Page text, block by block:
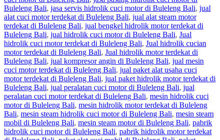
Buleleng Bali, jasa servis hidrolik cuci motor di Buleleng Bali, jual
alat cuci motor terdekat di Buleleng Bali, jual alat steam motor
terdekat di Buleleng Bali, jual bengkel hidrolik motor terdekat di
Buleleng Bali, jual hidrolik cuci motor di Buleleng Bali, Jual
hidrolik cuci motor terdekat di Buleleng Bali, Jual hidrolik cucian
motor terdekat di Buleleng Bali, Jual hidrolik motor terdekat di
Buleleng Bali, jual kompresor angin di Buleleng Bali, jual mesin
cuci motor terdekat di Buleleng Bali, jual paket alat usaha cuci
motor terdekat di Buleleng Bali, jual paket hidrolik motor terdekat di
Buleleng Bali, jual peralatan cuci motor di Buleleng Bali, jual
peralatan cuci motor terdekat di Buleleng Bali, mesin hidrolik cuci
motor di Buleleng Bali, mesin hidrolik motor terdekat di Buleleng
Bali, mesin steam hidrolik cuci motor di Buleleng Bali, mesin steam
mobil di Buleleng Bali, mesin steam motor di Buleleng Bali, pabrik
hidrolik cuci motor di Buleleng Bali, pabrik hidrolik motor terdekat